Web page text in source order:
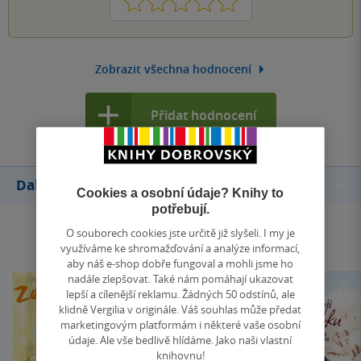
Zobrazit všechna hodnocení
Přidat hodnocení
Další knihy autoraCookies a osobní údaje? Knihy to
potřebují.
O souborech cookies jste určitě již slyšeli. I my je
využíváme ke shromažďování a analýze informací,
aby náš e-shop dobře fungoval a mohli jsme ho
nadále zlepšovat. Také nám pomáhají ukazovat
lepší a cílenější reklamu. Žádných 50 odstínů, ale
klidně Vergilia v originále. Váš souhlas může předat
marketingovým platformám i některé vaše osobní
údaje. Ale vše bedlivě hlídáme. Jako naši vlastní
knihovnu!